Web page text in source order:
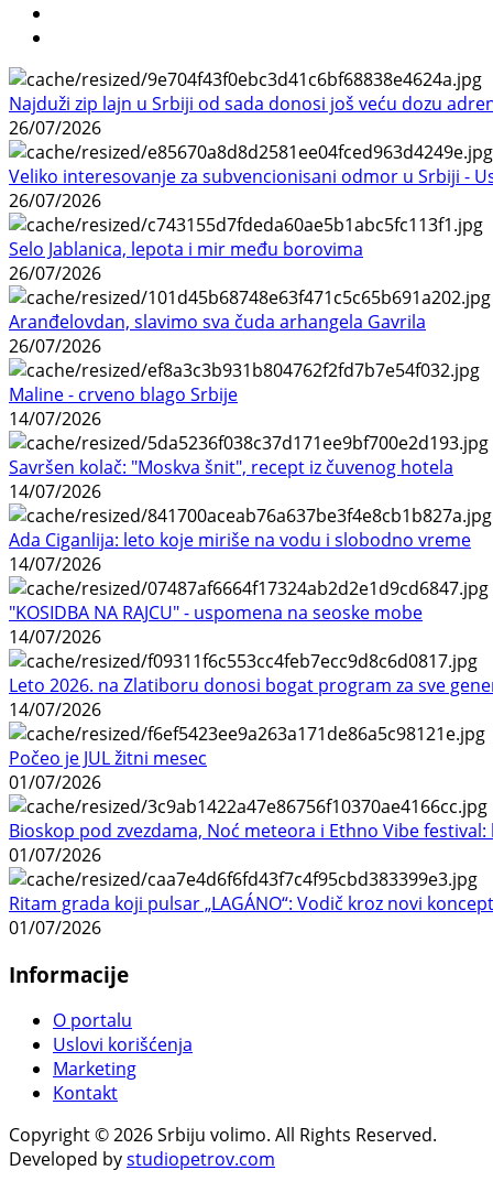
Najduži zip lajn u Srbiji od sada donosi još veću dozu
26/07/2026
Veliko interesovanje za subvencionisani odmor u Srbiji -
26/07/2026
Selo Jablanica, lepota i mir među borovima
26/07/2026
Aranđelovdan, slavimo sva čuda arhangela Gavrila
26/07/2026
Maline - crveno blago Srbije
14/07/2026
Savršen kolač: "Moskva šnit", recept iz čuvenog hotela
14/07/2026
Ada Ciganlija: leto koje miriše na vodu i slobodno vreme
14/07/2026
"KOSIDBA NA RAJCU" - uspomena na seoske mobe
14/07/2026
Leto 2026. na Zlatiboru donosi bogat program za sve
14/07/2026
Počeo je JUL žitni mesec
01/07/2026
Bioskop pod zvezdama, Noć meteora i Ethno Vibe
01/07/2026
Ritam grada koji pulsar „LAGÁNO“: Vodič kroz novi
01/07/2026
Informacije
O portalu
Uslovi korišćenja
Marketing
Kontakt
Copyright © 2026 Srbiju volimo. All Rights Reserved.
Developed bystudiopetrov.com